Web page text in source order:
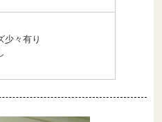
少々有り